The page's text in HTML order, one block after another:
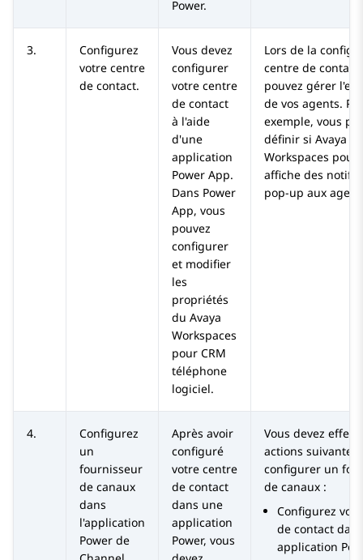
Power.
3.
Configurez
votre centre
de contact.
Vous devez
configurer
votre centre
de contact
à l'aide
d'une
application
Power App.
Dans Power
App, vous
pouvez
configurer
et modifier
les
propriétés
du Avaya
Workspaces
pour CRM
téléphone
logiciel.
Lors de la
centre de
pouvez gérer
de vos agents. Par
exemple, vous
définir si Avaya
Workspaces pour
affiche des
pop-up aux
4.
Configurez
un
fournisseur
de canaux
dans
l'application
Power de
Après avoir
configuré
votre centre
de contact
dans une
application
Power, vous
Vous devez
actions suivantes
configurer un
de canaux :
Configurez
de contact
application